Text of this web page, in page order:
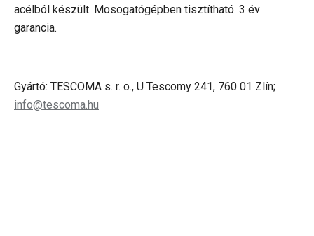
acélból készült. Mosogatógépben tisztítható. 3 év
garancia.
Gyártó: TESCOMA s. r. o., U Tescomy 241, 760 01 Zlín;
info@tescoma.hu